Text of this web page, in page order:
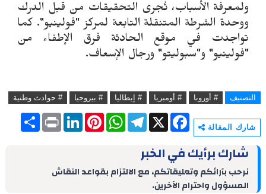
ولمعرفة الأسباب، تُجرى التحقيقات من قبل الدرك
ووحدة الشرطة المتنقلة التابعة لمركز "فولينيو". كما
تواجدت في موقع الحادثة فرق الإطفاء من
"فولينيو" و"سبوليتو" ورجال الإسعاف.
التصنيف # أوروبا # أومبريا # إيطاليا # بيروجيا # حوادث وطنية
شارك المقالة
S
h
P
r
L
I
P
e
W
h
p
T
e
g
a
X
F
a
b
o
k
شارك برأيك في الخبر
نرحب بآرائكم وتعليقاتكم، مع الالتزام بقواعد النقاش
المسؤول واحترام الآخرين.